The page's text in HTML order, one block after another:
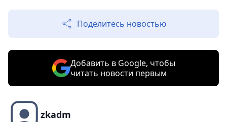
Поделитесь новостью
Добавить в Google, чтобы
читать новости первым
zkadm